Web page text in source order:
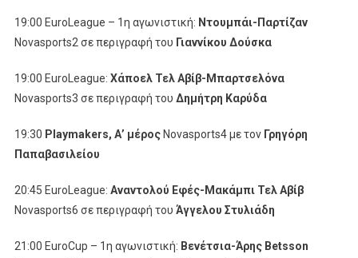
19:00 EuroLeague – 1η αγωνιστική: Ντουμπάι-Παρτίζαν
Novasports2 σε περιγραφή του Γιαννίκου Δούσκα
19:00 EuroLeague: Χάποελ Τελ Αβίβ-Μπαρτσελόνα
Novasports3 σε περιγραφή του Δημήτρη Καρύδα
19:30 Playmakers, Α’ μέροςNovasports4 με τονΓρηγόρη
Παπαβασιλείου
20:45 EuroLeague: Αναντολού Εφές-Μακάμπι Τελ Αβίβ
Novasports6 σε περιγραφή του Άγγελου Στυλιάδη
21:00 EuroCup – 1η αγωνιστική: Βενέτσια-Άρης Betsson